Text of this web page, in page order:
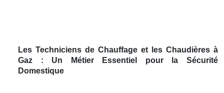
Les Techniciens de Chauffage et les Chaudières à
Gaz : Un Métier Essentiel pour la Sécurité
Domestique